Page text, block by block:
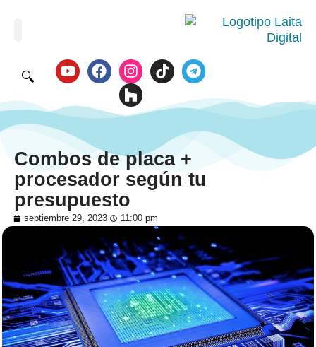
🔍
Combos de placa +
procesador según tu
presupuesto
septiembre 29, 2023 11:00 pm